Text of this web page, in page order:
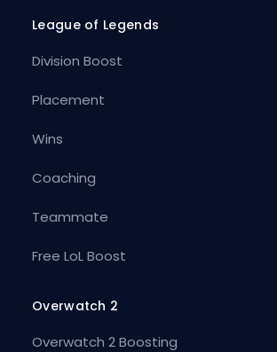
League of Legends
Division Boost
Placement
Wins
Coaching
Teammate
Free LoL Boost
Overwatch 2
Overwatch 2 Boosting